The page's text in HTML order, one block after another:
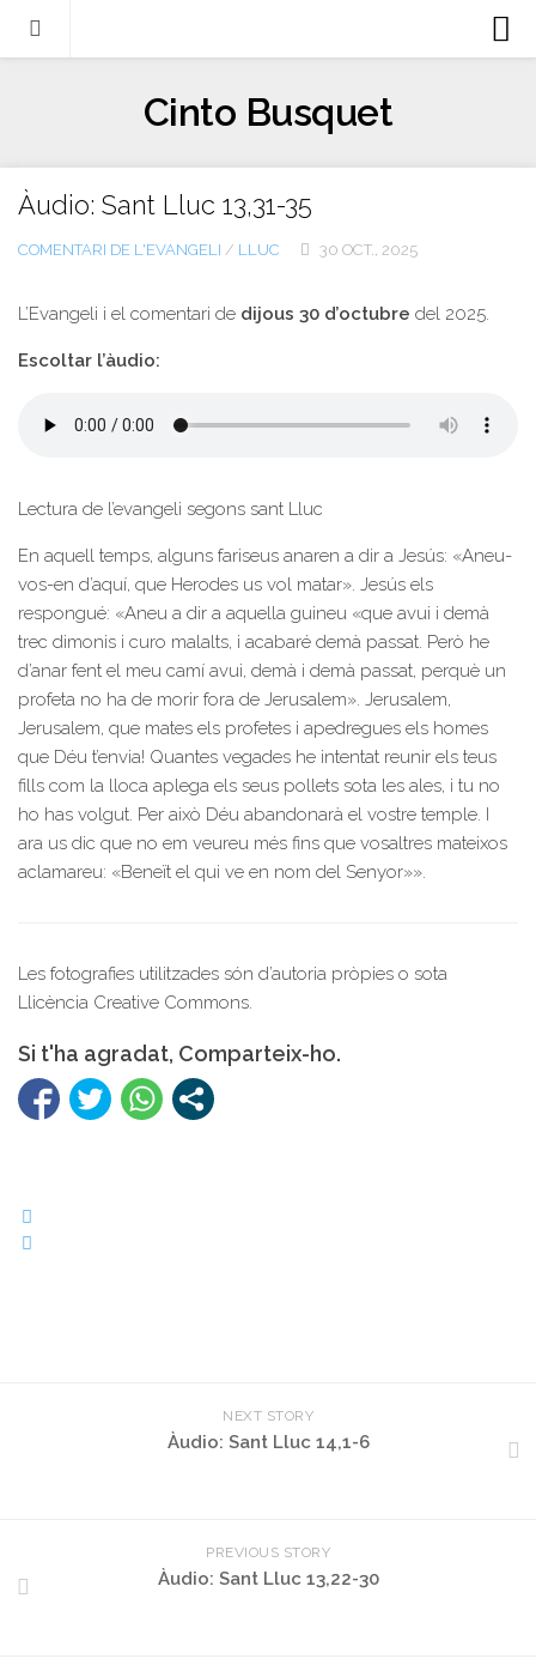
Llibres
Escrits-articles
Notícies
Contacte
Cinto Busquet
Àudio: Sant Lluc 13,31-35
COMENTARI DE L'EVANGELI / LLUC 30 OCT., 2025
L’Evangeli i el comentari de dijous 30 d’octubre del 2025.
Escoltar l’àudio:
Lectura de l’evangeli segons sant Lluc
En aquell temps, alguns fariseus anaren a dir a Jesús: «Aneu-
vos-en d’aquí, que Herodes us vol matar». Jesús els
respongué: «Aneu a dir a aquella guineu «que avui i demà
trec dimonis i curo malalts, i acabaré demà passat. Però he
d’anar fent el meu camí avui, demà i demà passat, perquè un
profeta no ha de morir fora de Jerusalem». Jerusalem,
Jerusalem, que mates els profetes i apedregues els homes
que Déu t’envia! Quantes vegades he intentat reunir els teus
fills com la lloca aplega els seus pollets sota les ales, i tu no
ho has volgut. Per això Déu abandonarà el vostre temple. I
ara us dic que no em veureu més fins que vosaltres mateixos
aclamareu: «Beneït el qui ve en nom del Senyor»».
Les fotografies utilitzades són d’autoria pròpies o sota
Llicència Creative Commons.
Si t'ha agradat, Comparteix-ho.
NEXT STORY
Àudio: Sant Lluc 14,1-6
PREVIOUS STORY
Àudio: Sant Lluc 13,22-30